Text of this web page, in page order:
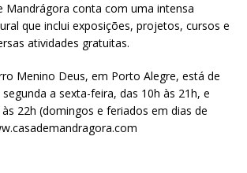
Mandrágora conta com uma intensa
que inclui exposições, projetos, cursos e
atividades gratuitas.
Menino Deus, em Porto Alegre, está de
a sexta-feira, das 10h às 21h, e
22h (domingos e feriados em dias de